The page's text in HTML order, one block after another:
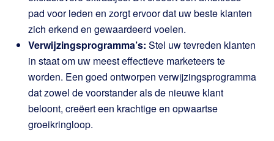
pad voor leden en zorgt ervoor dat uw beste klanten
zich erkend en gewaardeerd voelen.
Verwijzingsprogramma’s: Stel uw tevreden klanten
in staat om uw meest effectieve marketeers te
worden. Een goed ontworpen verwijzingsprogramma
dat zowel de voorstander als de nieuwe klant
beloont, creëert een krachtige en opwaartse
groeikringloop.